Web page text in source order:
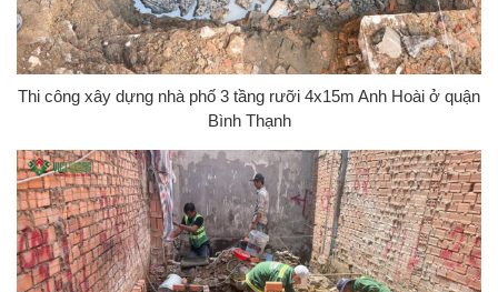
Thi công xây dựng nhà phố 3 tầng rưỡi 4x15m Anh Hoài ở quận
Bình Thạnh